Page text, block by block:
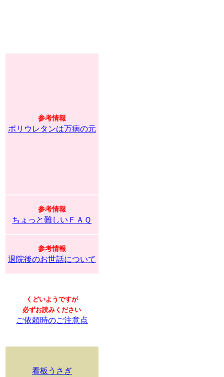
参考情報
ポリウレタンは万病の元
参考情報
ちょっと難しいＦＡＱ
参考情報
退院後のお世話について
くどいようですが
必ずお読みください
ご依頼時のご注意点
看板うさぎ